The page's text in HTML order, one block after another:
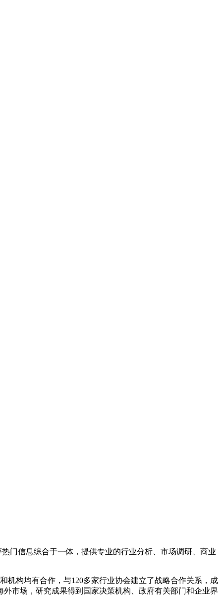
门信息综合于一体，提供专业的行业分析、市场调研、商业
机构均有合作，与120多家行业协会建立了战略合作关系，成
市场，研究成果得到国家决策机构、政府有关部门和企业界